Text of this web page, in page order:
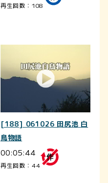
再生回数：108
[188] 061026 田尻池 白
鳥物語
00:05:44
再生回数：44